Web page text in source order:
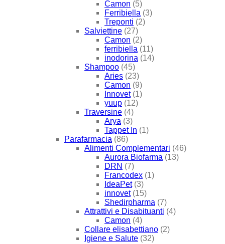
Camon (5)
Ferribiella (3)
Treponti (2)
Salviettine (27)
Camon (2)
ferribiella (11)
inodorina (14)
Shampoo (45)
Aries (23)
Camon (9)
Innovet (1)
yuup (12)
Traversine (4)
Arya (3)
Tappet In (1)
Parafarmacia (86)
Alimenti Complementari (46)
Aurora Biofarma (13)
DRN (7)
Francodex (1)
IdeaPet (3)
innovet (15)
Shedirpharma (7)
Attrattivi e Disabituanti (4)
Camon (4)
Collare elisabettiano (2)
Igiene e Salute (32)